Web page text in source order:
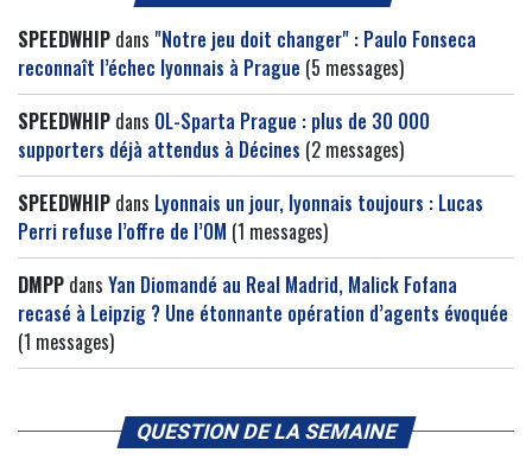
SPEEDWHIP dans "Notre jeu doit changer" : Paulo Fonseca
reconnaît l’échec lyonnais à Prague (5 messages)
SPEEDWHIP dans OL-Sparta Prague : plus de 30 000
supporters déjà attendus à Décines (2 messages)
SPEEDWHIP dans Lyonnais un jour, lyonnais toujours : Lucas
Perri refuse l’offre de l’OM (1 messages)
DMPP dans Yan Diomandé au Real Madrid, Malick Fofana
recasé à Leipzig ? Une étonnante opération d’agents évoquée
(1 messages)
QUESTION DE LA SEMAINE